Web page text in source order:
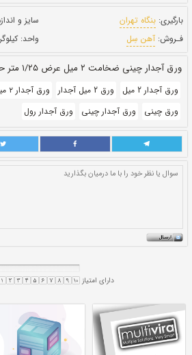
تولید:
حالت: رول
بروز رسانی:۲۰ ابان ۱۴۰۰
قيمت: 330,280 ريال
ورق آجدار ۲ میل ورق ۲ میل آجدار